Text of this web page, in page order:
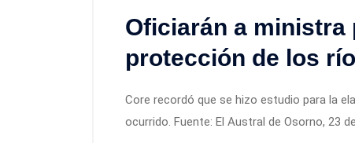
Oficiarán a ministra
protección de los
Core recordó que se hizo estudio para la
ocurrido. Fuente: El Austral de Osorno, 23